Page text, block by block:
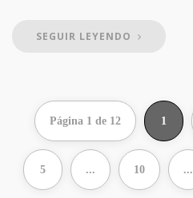
SEGUIR LEYENDO
Página 1 de 12 1
5 ... 10 ...